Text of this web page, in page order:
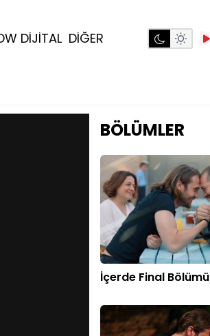
DİJİTAL DİĞER
BÖLÜMLER
İçerde Final Bölümü